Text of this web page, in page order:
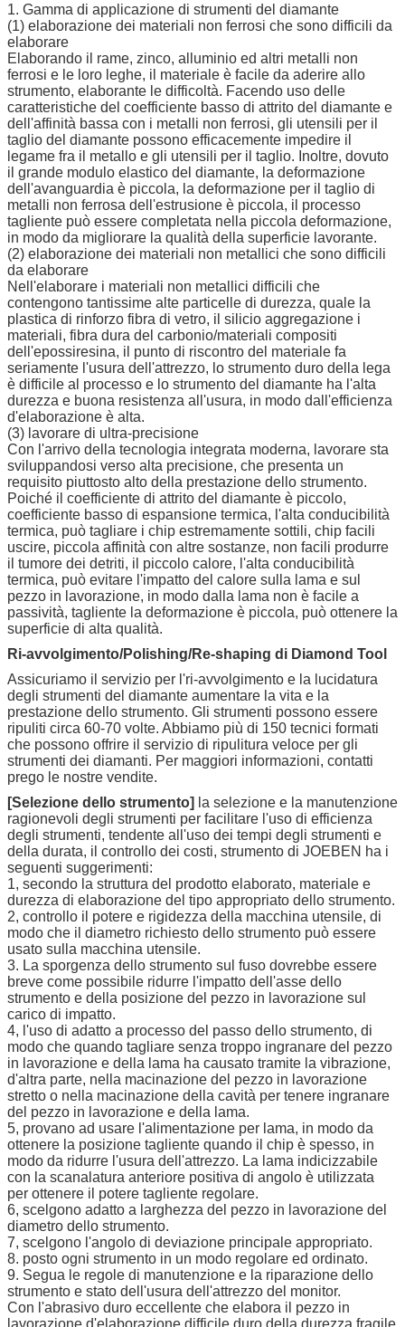
1. Gamma di applicazione di strumenti del diamante
(1) elaborazione dei materiali non ferrosi che sono difficili da
elaborare
Elaborando il rame, zinco, alluminio ed altri metalli non
ferrosi e le loro leghe, il materiale è facile da aderire allo
strumento, elaborante le difficoltà. Facendo uso delle
caratteristiche del coefficiente basso di attrito del diamante e
dell'affinità bassa con i metalli non ferrosi, gli utensili per il
taglio del diamante possono efficacemente impedire il
legame fra il metallo e gli utensili per il taglio. Inoltre, dovuto
il grande modulo elastico del diamante, la deformazione
dell'avanguardia è piccola, la deformazione per il taglio di
metalli non ferrosa dell'estrusione è piccola, il processo
tagliente può essere completata nella piccola deformazione,
in modo da migliorare la qualità della superficie lavorante.
(2) elaborazione dei materiali non metallici che sono difficili
da elaborare
Nell'elaborare i materiali non metallici difficili che
contengono tantissime alte particelle di durezza, quale la
plastica di rinforzo fibra di vetro, il silicio aggregazione i
materiali, fibra dura del carbonio/materiali compositi
dell'epossiresina, il punto di riscontro del materiale fa
seriamente l'usura dell'attrezzo, lo strumento duro della lega
è difficile al processo e lo strumento del diamante ha l'alta
durezza e buona resistenza all'usura, in modo dall'efficienza
d'elaborazione è alta.
(3) lavorare di ultra-precisione
Con l'arrivo della tecnologia integrata moderna, lavorare sta
sviluppandosi verso alta precisione, che presenta un
requisito piuttosto alto della prestazione dello strumento.
Poiché il coefficiente di attrito del diamante è piccolo,
coefficiente basso di espansione termica, l'alta conducibilità
termica, può tagliare i chip estremamente sottili, chip facili
uscire, piccola affinità con altre sostanze, non facili produrre
il tumore dei detriti, il piccolo calore, l'alta conducibilità
termica, può evitare l'impatto del calore sulla lama e sul
pezzo in lavorazione, in modo dalla lama non è facile a
passività, tagliente la deformazione è piccola, può ottenere la
superficie di alta qualità.
Ri-avvolgimento/Polishing/Re-shaping di Diamond Tool
Assicuriamo il servizio per l'ri-avvolgimento e la lucidatura
degli strumenti del diamante aumentare la vita e la
prestazione dello strumento. Gli strumenti possono essere
ripuliti circa 60-70 volte. Abbiamo più di 150 tecnici formati
che possono offrire il servizio di ripulitura veloce per gli
strumenti dei diamanti. Per maggiori informazioni, contatti
prego le nostre vendite.
[Selezione dello strumento] la selezione e la manutenzione
ragionevoli degli strumenti per facilitare l'uso di efficienza
degli strumenti, tendente all'uso dei tempi degli strumenti e
della durata, il controllo dei costi, strumento di JOEBEN ha i
seguenti suggerimenti:
1, secondo la struttura del prodotto elaborato, materiale e
durezza di elaborazione del tipo appropriato dello strumento.
2, controllo il potere e rigidezza della macchina utensile, di
modo che il diametro richiesto dello strumento può essere
usato sulla macchina utensile.
3. La sporgenza dello strumento sul fuso dovrebbe essere
breve come possibile ridurre l'impatto dell'asse dello
strumento e della posizione del pezzo in lavorazione sul
carico di impatto.
4, l'uso di adatto a processo del passo dello strumento, di
modo che quando tagliare senza troppo ingranare del pezzo
in lavorazione e della lama ha causato tramite la vibrazione,
d'altra parte, nella macinazione del pezzo in lavorazione
stretto o nella macinazione della cavità per tenere ingranare
del pezzo in lavorazione e della lama.
5, provano ad usare l'alimentazione per lama, in modo da
ottenere la posizione tagliente quando il chip è spesso, in
modo da ridurre l'usura dell'attrezzo. La lama indicizzabile
con la scanalatura anteriore positiva di angolo è utilizzata
per ottenere il potere tagliente regolare.
6, scelgono adatto a larghezza del pezzo in lavorazione del
diametro dello strumento.
7, scelgono l'angolo di deviazione principale appropriato.
8. posto ogni strumento in un modo regolare ed ordinato.
9. Segua le regole di manutenzione e la riparazione dello
strumento e stato dell'usura dell'attrezzo del monitor.
Con l'abrasivo duro eccellente che elabora il pezzo in
lavorazione d'elaborazione difficile duro della durezza fragile